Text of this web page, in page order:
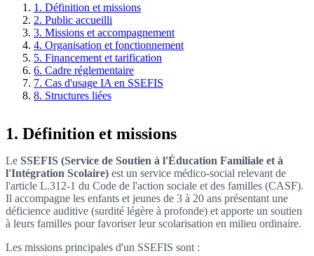
1. Définition et missions
2. Public accueilli
3. Missions et accompagnement
4. Organisation et fonctionnement
5. Financement et tarification
6. Cadre réglementaire
7. Cas d'usage IA en SSEFIS
8. Structures liées
1. Définition et missions
Le SSEFIS (Service de Soutien à l'Éducation Familiale et à
l'Intégration Scolaire) est un service médico-social relevant de
l'article L.312-1 du Code de l'action sociale et des familles (CASF).
Il accompagne les enfants et jeunes de 3 à 20 ans présentant une
déficience auditive (surdité légère à profonde) et apporte un soutien
à leurs familles pour favoriser leur scolarisation en milieu ordinaire.
Les missions principales d'un SSEFIS sont :